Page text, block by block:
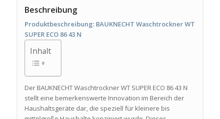
Beschreibung
Produktbeschreibung: BAUKNECHT Waschtrockner WT
SUPER ECO 86 43 N
Inhalt
Der BAUKNECHT Waschtrockner WT SUPER ECO 86 43 N
stellt eine bemerkenswerte Innovation im Bereich der
Haushaltsgeräte dar, die speziell für kleinere bis